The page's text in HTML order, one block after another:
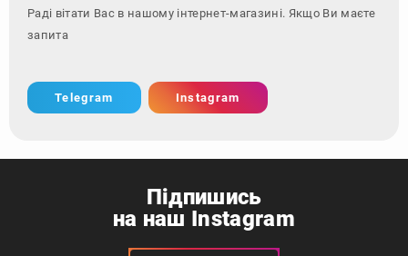
Раді вітати Вас в нашому інтернет-магазині. Якщо Ви маєте
запитання - зверні
Telegram Instagram
Підпишись
на наш Instagram